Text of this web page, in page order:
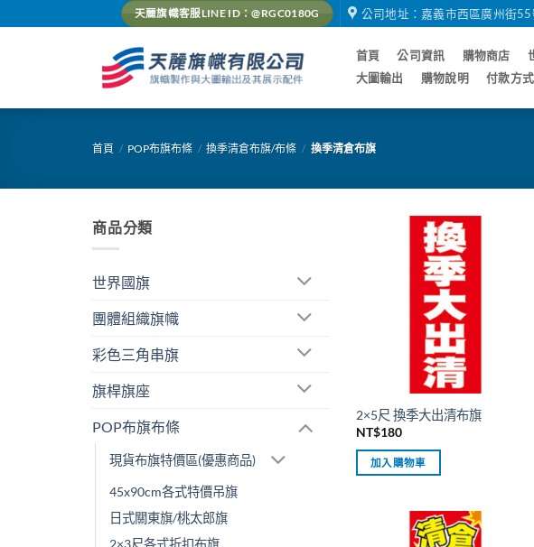
to
天麗旗幟客服LINE ID：@RGC0180G 公司地址：嘉義市西區廣州街
首頁 公司資訊 購物商店
大圖輸出
購物說明 付款方式
首頁 / POP布旗布條 / 換季清倉布旗/布條 / 換季清倉布旗
商品分類
世界國旗
團體組織旗幟
彩色三角串旗
旗桿旗座
POP布旗布條
現貨布旗特價區(優惠商品)
45x90cm各式特價吊旗
日式關東旗/桃太郎旗
2×5尺 換季大出清布旗
NT$180
加入購物車